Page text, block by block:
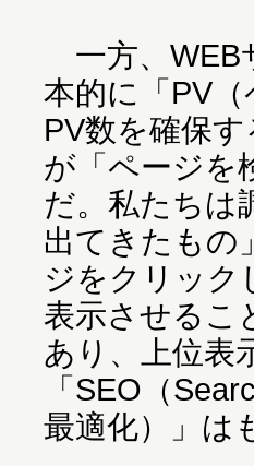
一方、WEB
本的に「PV
PV数を確保
が「ページを
だ。私たちは
出てきたもの
ジをクリック
表示させるこ
あり、上位表
「SEO（
最適化）」は